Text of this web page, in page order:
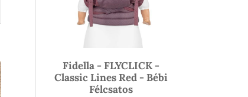
Fidella - FLYCLICK -
Classic Lines Red - Bébi
Félcsatos